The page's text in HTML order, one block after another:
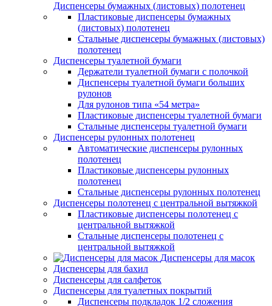
Диспенсеры бумажных (листовых) полотенец
Пластиковые диспенсеры бумажных
(листовых) полотенец
Стальные диспенсеры бумажных (листовых)
полотенец
Диспенсеры туалетной бумаги
Держатели туалетной бумаги с полочкой
Диспенсеры туалетной бумаги больших
рулонов
Для рулонов типа «54 метра»
Пластиковые диспенсеры туалетной бумаги
Стальные диспенсеры туалетной бумаги
Диспенсеры рулонных полотенец
Автоматические диспенсеры рулонных
полотенец
Пластиковые диспенсеры рулонных
полотенец
Стальные диспенсеры рулонных полотенец
Диспенсеры полотенец с центральной вытяжкой
Пластиковые диспенсеры полотенец с
центральной вытяжкой
Стальные диспенсеры полотенец с
центральной вытяжкой
Диспенсеры для масок
Диспенсеры для бахил
Диспенсеры для салфеток
Диспенсеры для туалетных покрытий
Диспенсеры подкладок 1/2 сложения